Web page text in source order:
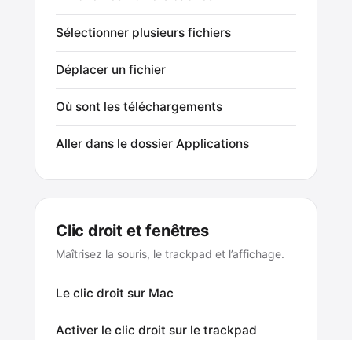
Sélectionner plusieurs fichiers
Déplacer un fichier
Où sont les téléchargements
Aller dans le dossier Applications
Clic droit et fenêtres
Maîtrisez la souris, le trackpad et l’affichage.
Le clic droit sur Mac
Activer le clic droit sur le trackpad